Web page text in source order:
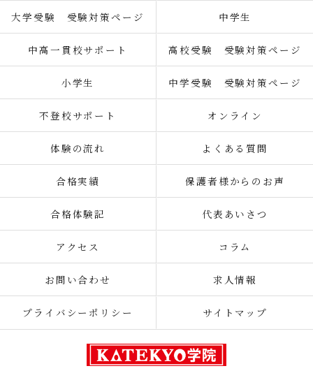
大学受験 受験対策ページ 中学生
中高一貫校サポート 高校受験 受験対策ページ
小学生 中学受験 受験対策ページ
不登校サポート オンライン
体験の流れ よくある質問
合格実績 保護者様からのお声
合格体験記 代表あいさつ
アクセス コラム
お問い合わせ 求人情報
プライバシーポリシー サイトマップ